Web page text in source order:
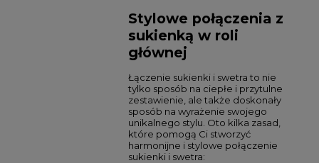
Stylowe połączenia z
sukienką w roli
głównej
Łączenie sukienki i swetra to nie
tylko sposób na ciepłe i przytulne
zestawienie, ale także doskonały
sposób na wyrażenie swojego
unikalnego stylu. Oto kilka zasad,
które pomogą Ci stworzyć
harmonijne i stylowe połączenie
sukienki i swetra: